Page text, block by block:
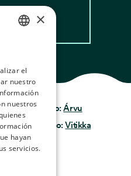
Diseño:Árvu
Código:Vitikka
×
el
nuestro
nuestros
hayan
servicios.